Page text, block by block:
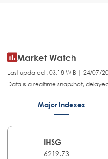
Market Watch
Last updated : 03.18 WIB | 24/07/
Data is a realtime snapshot,
Major Indexes
IHSG
6219.73